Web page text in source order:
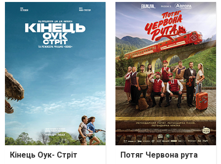
Кінець Оук- Стріт Потяг Червона рута